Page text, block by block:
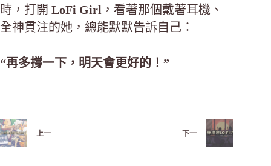
時，打開 LoFi Girl ，看著那個戴著耳機、
全神貫注的她，總能默默告訴自己：
“再多撐一下，明天會更好的！”
上一 下一